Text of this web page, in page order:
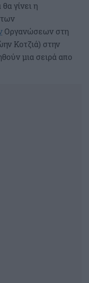
γίνει η
Οργανώσεων στη
Κοτζιά) στην
μια σειρά απο